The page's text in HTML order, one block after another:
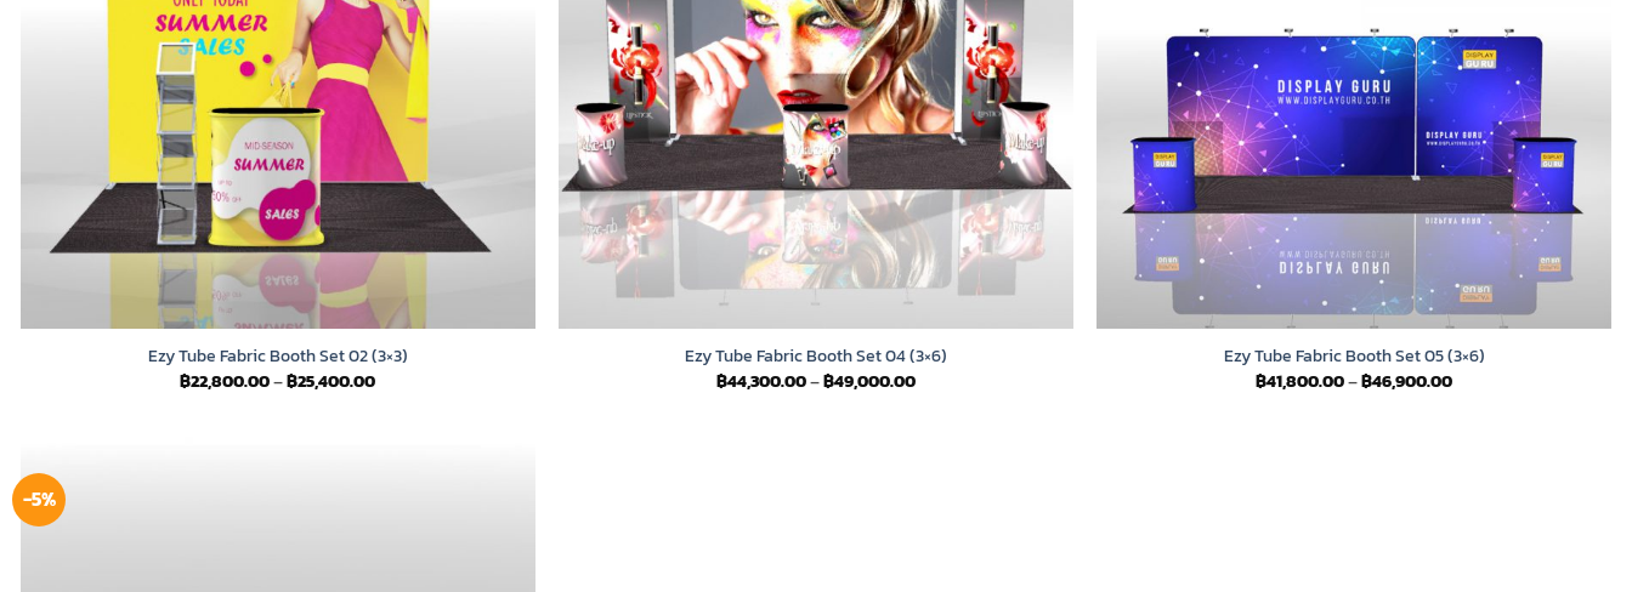
Ezy Tube Fabric Booth Set 02 (3×3)
฿22,800.00–฿25,400.00Price
Ezy Tube Fabric Booth Set 04 (3×6)
฿44,300.00–฿49,000.00Price
range:
Ezy Tube Fabric Booth Set 05 (3×6)
฿41,800.00–฿46,900.00Price
-5%